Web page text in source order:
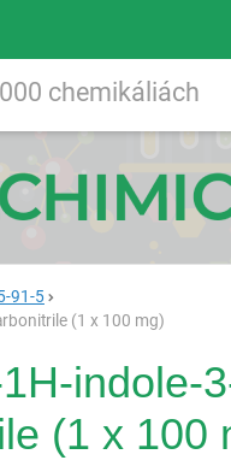
91-5
(1 x 100 mg)
indole-
(1 x 100